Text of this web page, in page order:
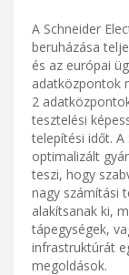
A Schneider
beruházása
és az európai
adatközpontok
2
tesztelési
telepítési időt.
optimalizált
teszi, hogy
nagy számítási
alakítsanak ki,
tápegységek,
infrastruktúrát
megoldások.